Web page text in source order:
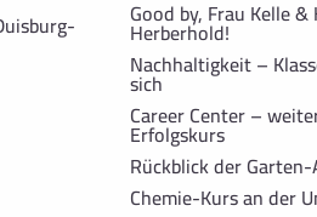
Good by, Frau Kelle
Herberhold!
Nachhaltigkeit –
sich
Career Center –
Erfolgskurs
Rückblick der Garten-
Chemie-Kurs an der